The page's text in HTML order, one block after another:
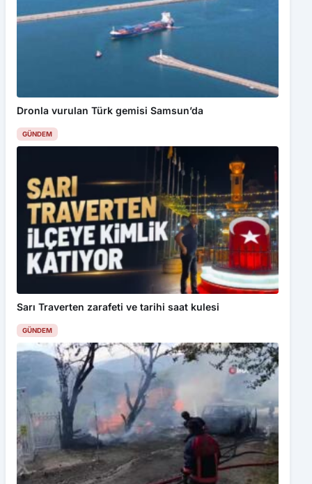
Dronla vurulan Türk gemisi Samsun’da
GÜNDEM
Sarı Traverten zarafeti ve tarihi saat kulesi
GÜNDEM
Bu web sitesinde en iyi deneyimi yaşamanızı sağlamak için
çerezler kullanılmaktadır. Detaylar için Gizlilik Politikamız
inceleyebilirsiniz.
Kabul Et